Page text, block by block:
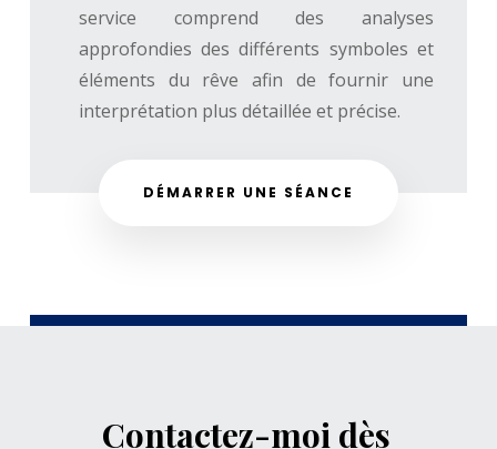
service comprend des analyses
approfondies des différents symboles et
éléments du rêve afin de fournir une
interprétation plus détaillée et précise.
DÉMARRER UNE SÉANCE
Contactez-moi dès